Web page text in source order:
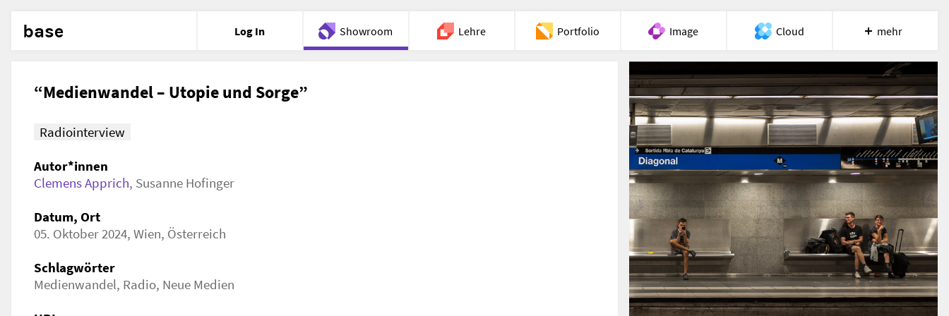
base Log In Showroom Lehre Portfolio Image Cloud
Hilfe
mehr
“Medienwandel – Utopie und Sorge”
Radiointerview
Autor*innen
Clemens Apprich, Susanne Hofinger
Datum, Ort
05. Oktober 2024, Wien, Österreich
Schlagwörter
Medienwandel, Radio, Neue Medien